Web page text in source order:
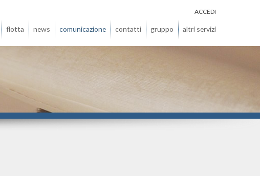
ACCEDI
flotta news comunicazione contatti gruppo altri servizi